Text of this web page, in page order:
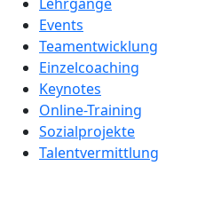
Events
Teamentwicklung
Einzelcoaching
Keynotes
Online-Training
Sozialprojekte
Talentvermittlung